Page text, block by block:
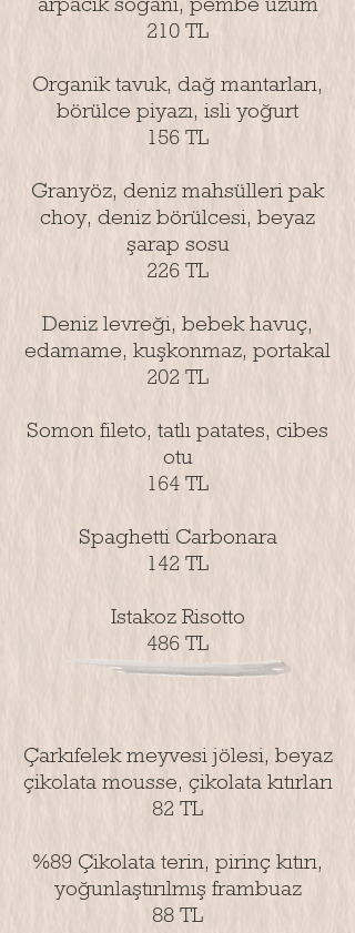
210 TL
Organik tavuk, dağ mantarları,
börülce piyazı, isli yoğurt
156 TL
Granyöz, deniz mahsülleri pak
choy, deniz börülcesi, beyaz
şarap sosu
226 TL
Deniz levreği, bebek havuç,
edamame, kuşkonmaz, portakal
202 TL
Somon fileto, tatlı patates, cibes
otu
164 TL
Spaghetti Carbonara
142 TL
Istakoz Risotto
486 TL
Çarkıfelek meyvesi jölesi, beyaz
çikolata mousse, çikolata kıtırları
82 TL
%89 Çikolata terin, pirinç kıtırı,
yoğunlaştırılmış frambuaz
88 TL